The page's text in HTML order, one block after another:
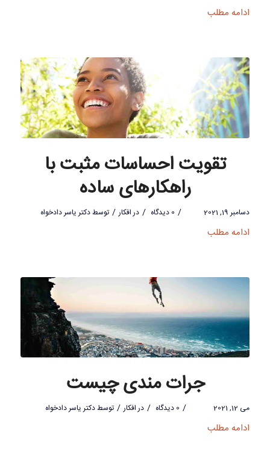
ادامه مطلب
تقویت احساسات مثبت با
راهکارهای ساده
دسامبر 19, 2021 / 0 دیدگاه / درافکار / توسطدکتر یاسر دادخواه
ادامه مطلب
جرات مندی چیست
می 12, 2021 / 0 دیدگاه / درافکار / توسطدکتر یاسر دادخواه
ادامه مطلب